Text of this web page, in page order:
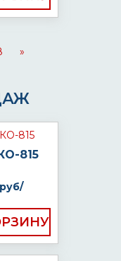
»
815
руб/